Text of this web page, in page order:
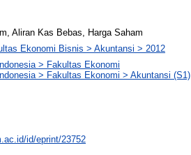
Aliran Kas Bebas, Harga Saham
Ekonomi Bisnis > Akuntansi > 2012
> Fakultas Ekonomi
> Fakultas Ekonomi > Akuntansi (S1)
id/eprint/23752